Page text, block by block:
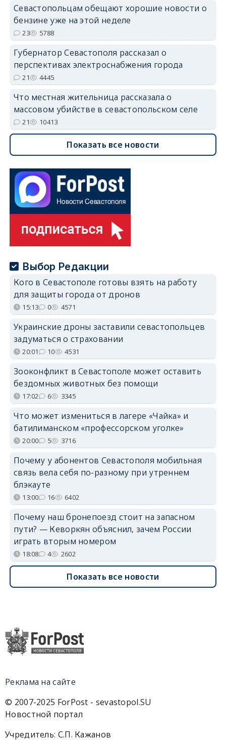
Севастопольцам обещают хорошие новости о
бензине уже на этой неделе
23 5788
Губернатор Севастополя рассказал о
перспективах электроснабжения города
21 4445
Что местная жительница рассказала о
массовом убийстве в севастопольском селе
21 10413
Показать все новости
Выбор Редакции
Кого в Севастополе готовы взять на работу
для защиты города от дронов
15:13 0 4571
Украинские дроны заставили севастопольцев
задуматься о страховании
20:01 10 4531
Зооконфликт в Севастополе может оставить
бездомных животных без помощи
17:02 6 3345
Что может измениться в лагере «Чайка» и
батилиманском «профессорском уголке»
20:00 5 3716
Почему у абонентов Севастополя мобильная
связь вела себя по-разному при утреннем
блэкауте
13:00 16 6402
Почему наш бронепоезд стоит на запасном
пути? — Кеворкян объяснил, зачем России
играть вторым номером
18:08 4 2602
Показать все новости
Реклама на сайте
© 2007-2025 ForPost - sevastopol.SU
Новостной портал
Учредитель: С.П. Кажанов